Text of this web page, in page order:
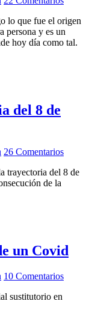
lo que fue el origen
persona y es un
hoy día como tal.
del 8 de
26 Comentarios
trayectoria del 8 de
de la
un Covid
10 Comentarios
sustitutorio en